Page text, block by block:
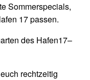
Sommerspecials,
17 passen.
des Hafen17–
rechtzeitig